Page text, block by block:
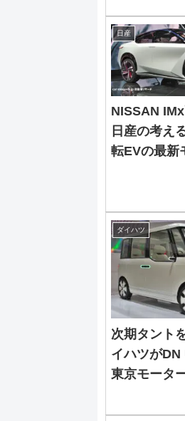
日産
NISSAN
日産の考え
転EVの最新
ダイハツ
次期タント
イハツがDN
東京モータ